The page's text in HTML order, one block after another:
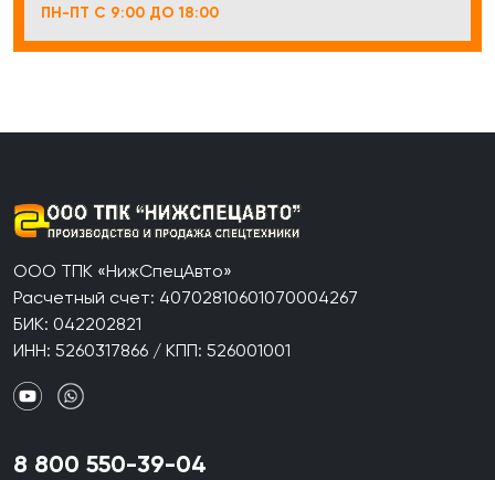
ПН-ПТ С 9:00 ДО 18:00
ООО ТПК «НижСпецАвто»
Расчетный счет: 40702810601070004267
БИК: 042202821
ИНН: 5260317866 / КПП: 526001001
8 800 550-39-04